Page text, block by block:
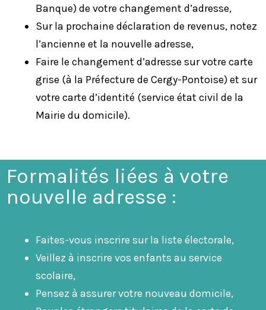
Banque) de votre changement d’adresse,
Sur la prochaine déclaration de revenus, notez
l’ancienne et la nouvelle adresse,
Faire le changement d’adresse sur votre carte
grise (à la Préfecture de Cergy-Pontoise) et sur
votre carte d’identité (service état civil de la
Mairie du domicile).
Formalités liées à votre
nouvelle adresse :
Faites-vous inscrire sur la liste électorale,
Veillez à inscrire vos enfants au service
scolaire,
Pensez à assurer votre nouveau domicile,